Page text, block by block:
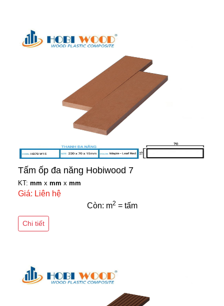
Tấm ốp đa năng Hobiwood 7
KT: mm x mm x mm
Giá: Liên hệ
Còn: m2 = tấm
Chi tiết